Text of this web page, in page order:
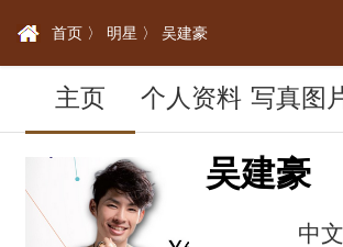
首页 〉 明星 〉 吴建豪
主页 个人资料 写真图
吴建豪
中文